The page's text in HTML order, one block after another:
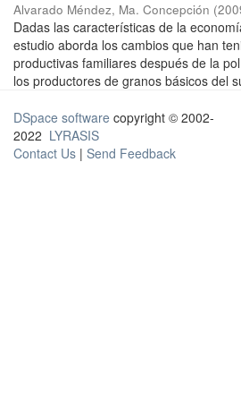
Alvarado Méndez, Ma. Concepción (
Dadas las características de la
estudio aborda los cambios que han
productivas familiares después de la
los productores de granos básicos del
DSpace software copyright © 2002-
2022 LYRASIS
Contact Us | Send Feedback